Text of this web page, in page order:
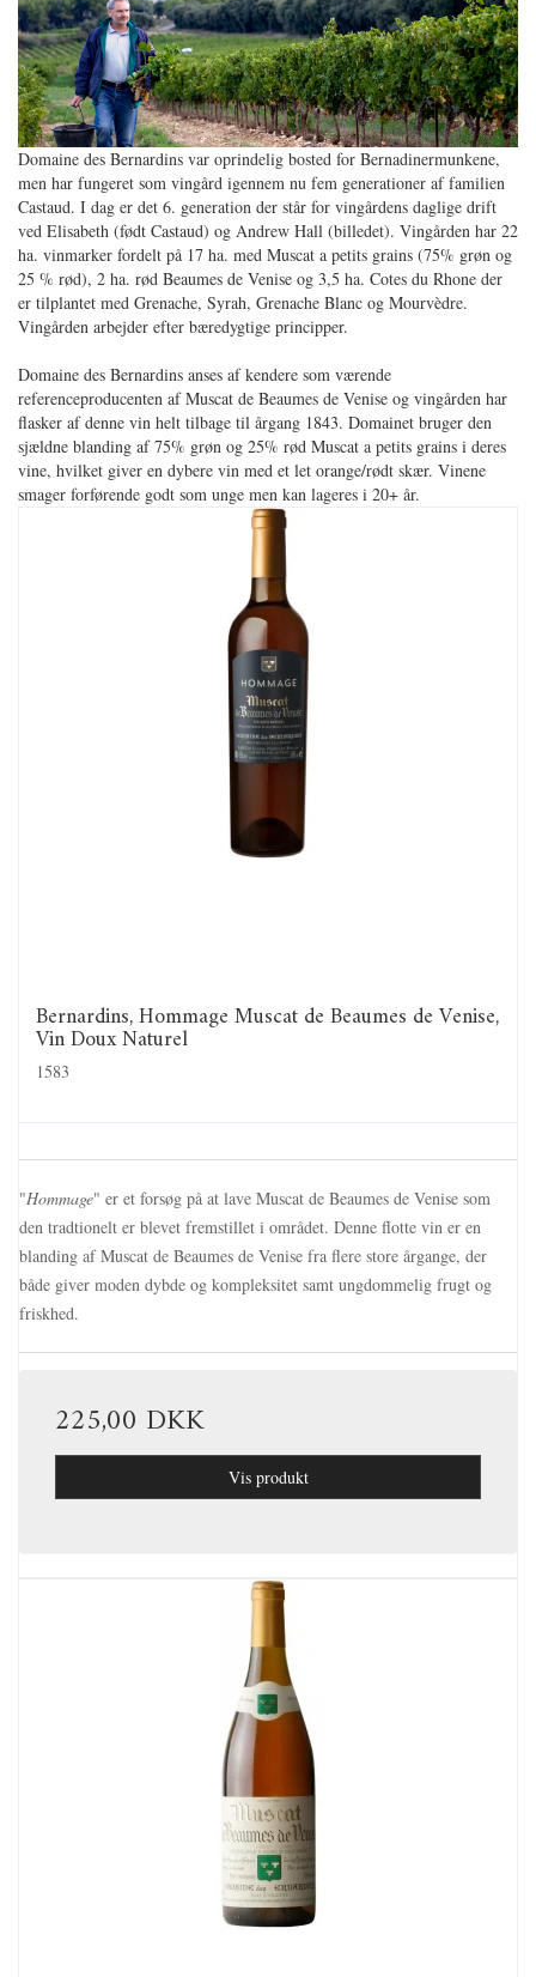
Domaine des Bernardins var oprindelig bosted for Bernadinermunkene,
men har fungeret som vingård igennem nu fem generationer af familien
Castaud. I dag er det 6. generation der står for vingårdens daglige drift
ved Elisabeth (født Castaud) og Andrew Hall (billedet). Vingården har 22
ha. vinmarker fordelt på 17 ha. med Muscat a petits grains (75% grøn og
25 % rød), 2 ha. rød Beaumes de Venise og 3,5 ha. Cotes du Rhone der
er tilplantet med Grenache, Syrah, Grenache Blanc og Mourvèdre.
Vingården arbejder efter bæredygtige principper.
Domaine des Bernardins anses af kendere som værende
referenceproducenten af Muscat de Beaumes de Venise og vingården har
flasker af denne vin helt tilbage til årgang 1843. Domainet bruger den
sjældne blanding af 75% grøn og 25% rød Muscat a petits grains i deres
vine, hvilket giver en dybere vin med et let orange/rødt skær. Vinene
smager forførende godt som unge men kan lageres i 20+ år.
Bernardins, Hommage Muscat de Beaumes de Venise,
Vin Doux Naturel
1583
"Hommage" er et forsøg på at lave Muscat de Beaumes de Venise som
den tradtionelt er blevet fremstillet i området. Denne flotte vin er en
blanding af Muscat de Beaumes de Venise fra flere store årgange, der
både giver moden dybde og kompleksitet samt ungdommelig frugt og
friskhed.
225,00 DKK
Vis produkt